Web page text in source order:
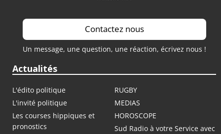
Contactez nous
Un message, une question, une réaction, écrivez nous !
Actualités
L'édito politique
RUGBY
L'invité politique
MEDIAS
Les courses hippiques et
pronostics
HOROSCOPE
Sud Radio à votre Service avec